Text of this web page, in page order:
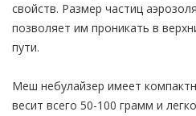
свойств. Размер частиц
позволяет им проникать в
пути.
Меш небулайзер имеет
весит всего 50-100 грамм и